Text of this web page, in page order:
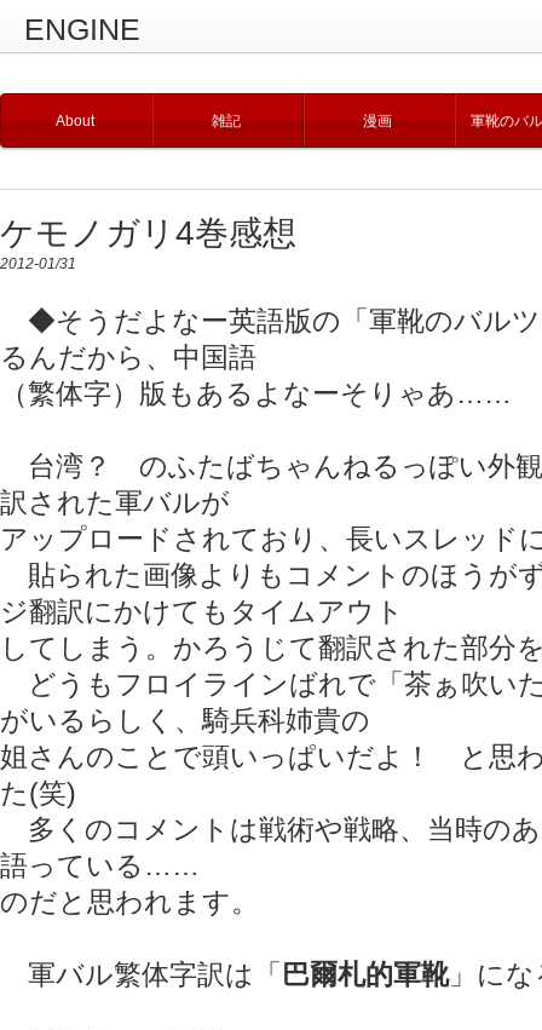
ENGINE
About 雑記 漫画 軍靴のバ
ケモノガリ4巻感想
2012-01/31
◆そうだよなー英語版の「軍靴のバル
るんだから、中国語
（繁体字）版もあるよなーそりゃあ……
台湾？ のふたばちゃんねるっぽい外観
訳された軍バルが
アップロードされており、長いスレッド
貼られた画像よりもコメントのほうが
ジ翻訳にかけてもタイムアウト
してしまう。かろうじて翻訳された部分
どうもフロイラインばれで「茶ぁ吹い
がいるらしく、騎兵科姉貴の
姐さんのことで頭いっぱいだよ！ と思
た(笑)
多くのコメントは戦術や戦略、当時の
語っている……
のだと思われます。
軍バル繁体字訳は「 巴爾札的軍靴」に